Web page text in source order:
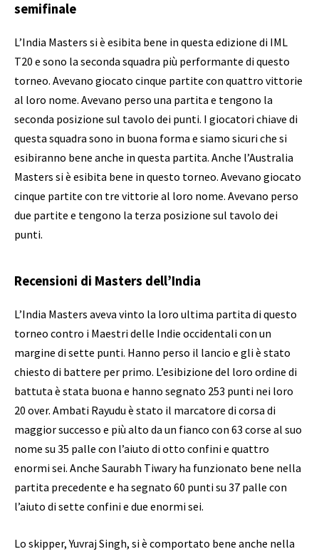
semifinale
L’India Masters si è esibita bene in questa edizione di IML
T20 e sono la seconda squadra più performante di questo
torneo. Avevano giocato cinque partite con quattro vittorie
al loro nome. Avevano perso una partita e tengono la
seconda posizione sul tavolo dei punti. I giocatori chiave di
questa squadra sono in buona forma e siamo sicuri che si
esibiranno bene anche in questa partita. Anche l’Australia
Masters si è esibita bene in questo torneo. Avevano giocato
cinque partite con tre vittorie al loro nome. Avevano perso
due partite e tengono la terza posizione sul tavolo dei
punti.
Recensioni di Masters dell’India
L’India Masters aveva vinto la loro ultima partita di questo
torneo contro i Maestri delle Indie occidentali con un
margine di sette punti. Hanno perso il lancio e gli è stato
chiesto di battere per primo. L’esibizione del loro ordine di
battuta è stata buona e hanno segnato 253 punti nei loro
20 over. Ambati Rayudu è stato il marcatore di corsa di
maggior successo e più alto da un fianco con 63 corse al suo
nome su 35 palle con l’aiuto di otto confini e quattro
enormi sei. Anche Saurabh Tiwary ha funzionato bene nella
partita precedente e ha segnato 60 punti su 37 palle con
l’aiuto di sette confini e due enormi sei.
Lo skipper, Yuvraj Singh, si è comportato bene anche nella